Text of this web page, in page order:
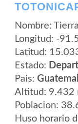
Nombre: Tierra
Longitud: -
Latitud:
Estado:
Pais:
Altitud: 9.432
Poblacion:
Huso horario